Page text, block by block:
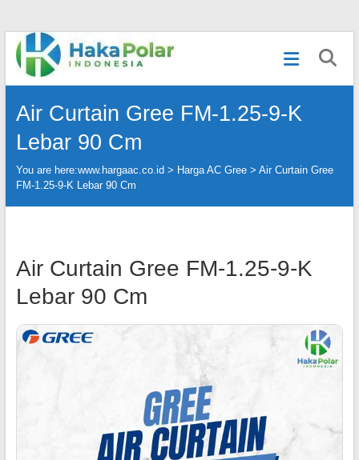
Skip
content
Telp
:
(021)
|
WA
:
081919232328
|
Air Curtain Gree FM-1.25-9-K
Lebar 90 Cm
You are here:www.hargaac.co.id > Harga AC Gree> Air Curtain Gree
FM-1.25-9-K Lebar 90 Cm
Air Curtain Gree FM-1.25-9-K
Lebar 90 Cm